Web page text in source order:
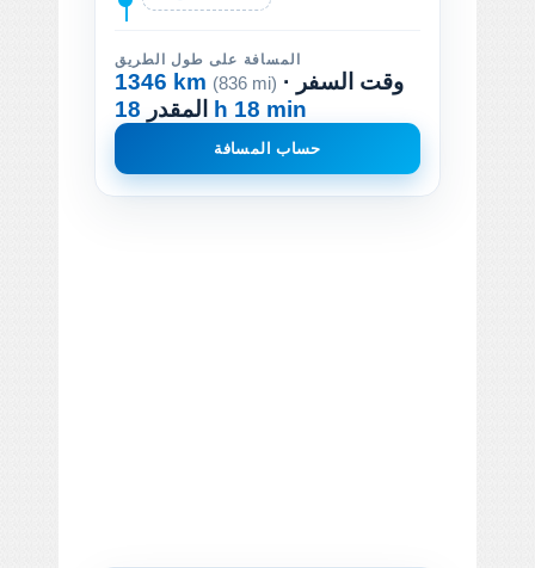
المسافة على طول الطريق
1346 km (836 mi) · وقت السفر
المقدر 18 h 18 min
حساب المسافة